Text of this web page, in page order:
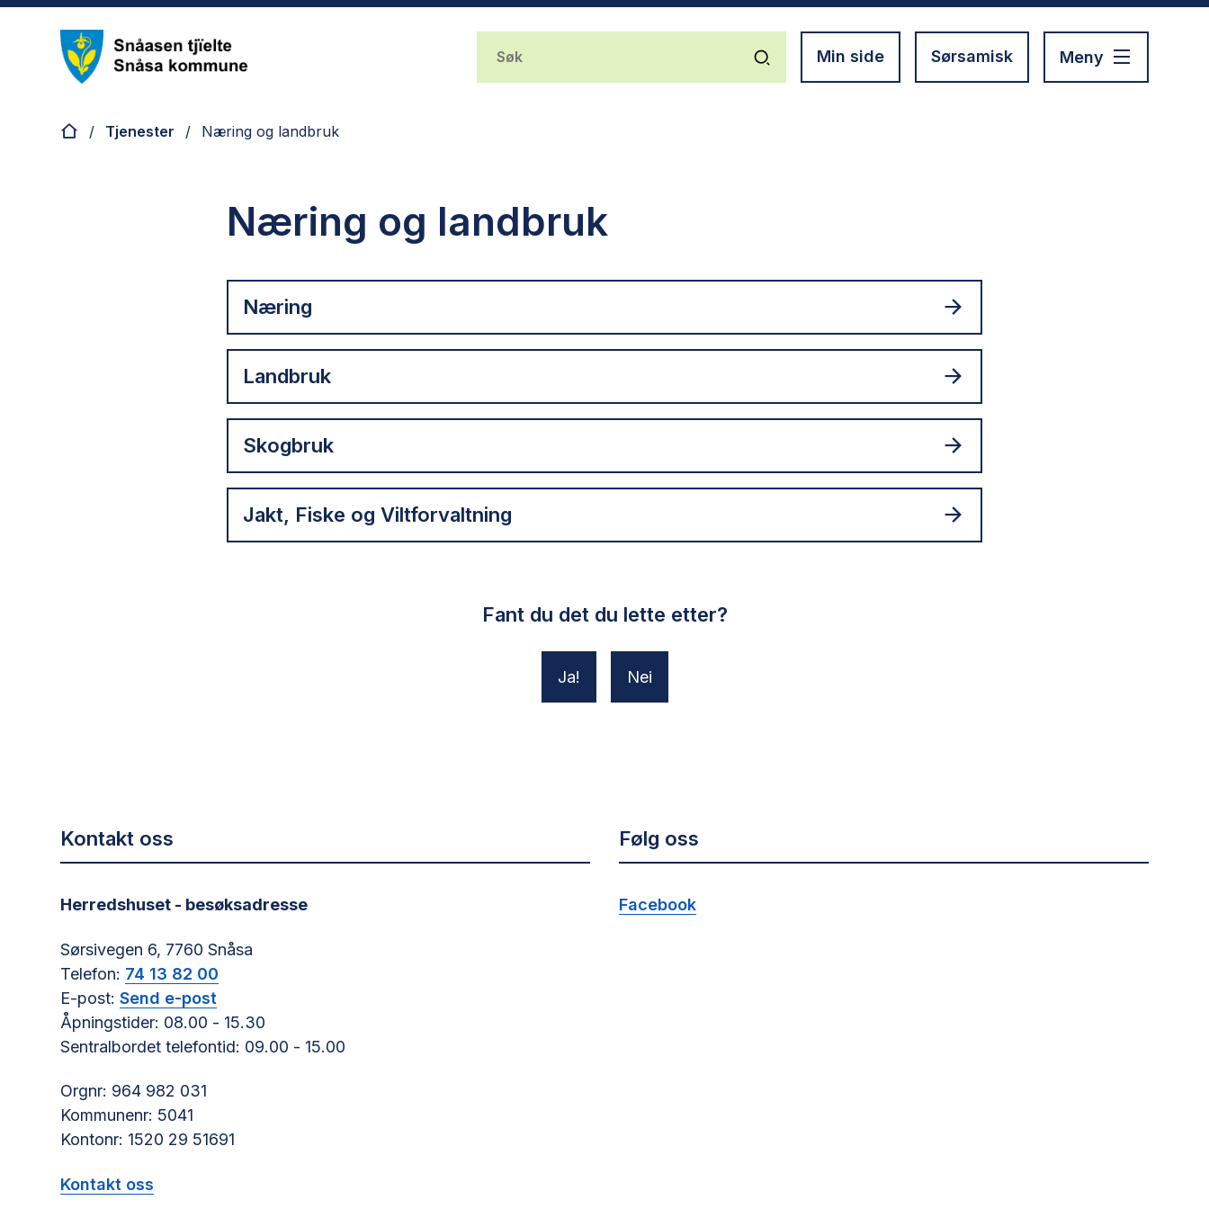
Min side Sørsamisk Meny
Du er her:Tjenester Næring og landbruk
Næring og landbruk
Næring
Landbruk
Skogbruk
Jakt, Fiske og Viltforvaltning
Fant du det du lette etter?
Ja Nei
Kontakt oss
Herredshuset - besøksadresse
Sørsivegen 6, 7760 Snåsa
Telefon: 74 13 82 00
E-post:Send e-post
Åpningstider: 08.00 - 15.30
Sentralbordet telefontid: 09.00 - 15.00
Orgnr: 964 982 031
Kommunenr: 5041
Kontonr: 1520 29 51691
Kontakt oss
Følg oss
Facebook